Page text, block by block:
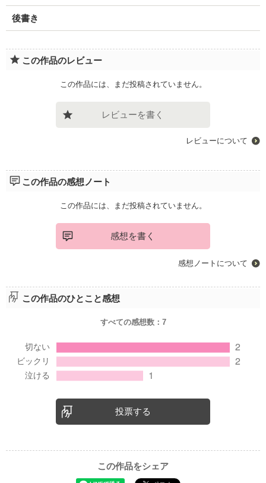
後書き
この作品のレビュー
この作品には、まだ投稿されていません。
レビューを書く
レビューについて
この作品の感想ノート
この作品には、まだ投稿されていません。
感想を書く
感想ノートについて
この作品のひとこと感想
すべての感想数： 7
投票する
この作品をシェア